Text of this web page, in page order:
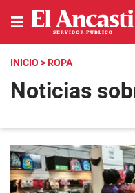
INICIO > ROPA
Noticias